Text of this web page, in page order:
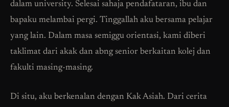
dalam university. Selesai sahaja pendafataran, ibu dan
bapaku melambai pergi. Tinggallah aku bersama pelajar
yang lain. Dalam masa semiggu orientasi, kami diberi
taklimat dari akak dan abng senior berkaitan kolej dan
fakulti masing-masing.
Di situ, aku berkenalan dengan Kak Asiah. Dari cerita